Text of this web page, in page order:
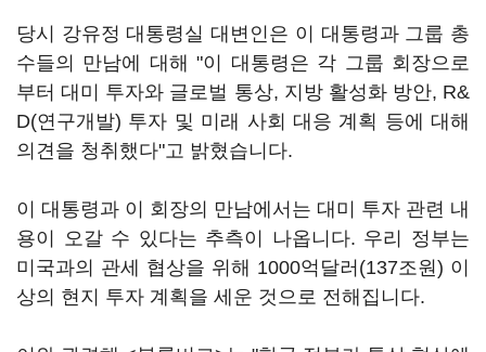
당시 강유정 대통령실 대변인은 이 대통령과 그룹 총
수들의 만남에 대해 "이 대통령은 각 그룹 회장으로
부터 대미 투자와 글로벌 통상, 지방 활성화 방안, R&
D(연구개발) 투자 및 미래 사회 대응 계획 등에 대해
의견을 청취했다"고 밝혔습니다.
이 대통령과 이 회장의 만남에서는 대미 투자 관련 내
용이 오갈 수 있다는 추측이 나옵니다. 우리 정부는
미국과의 관세 협상을 위해 1000억달러(137조원) 이
상의 현지 투자 계획을 세운 것으로 전해집니다.